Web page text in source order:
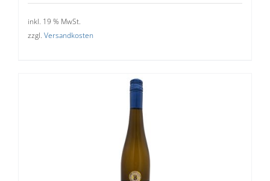
inkl. 19 % MwSt.
zzgl. Versandkosten